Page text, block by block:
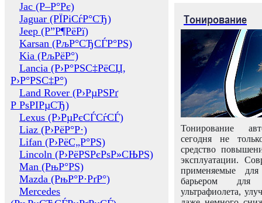
Jac (Р–Р°Рє)
Jaguar (РЇРіСѓР°СЂ)
Jeep (Р”Р¶РёРї)
Karsan (РљР°СЂСЃР°РЅ)
Kia (РљРёР°)
Lancia (Р›Р°РЅС‡РёСЏ,
Р›Р°РЅС‡Р°)
Land Rover (Р›РµРЅРґ
Р РѕРІРµСЂ)
Lexus (Р›РµРєСЃСѓСЃ)
Liaz (Р›РёР°Р·)
Lifan (Р›РёС„Р°РЅ)
Lincoln (Р›РёРЅРєРѕР»СЊРЅ)
Man (РњР°РЅ)
Mazda (РњР°Р·РґР°)
Mercedes
Тонирование
Тонирование
сегодня не
средство
эксплуатации.
применяемые
барьером для
ультрафиолета,